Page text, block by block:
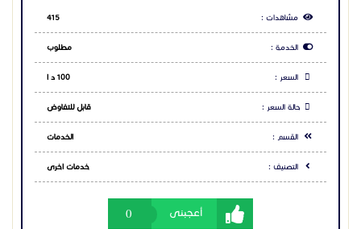
مشاهدات : 415
الخدمة : مطلوب
السعر : 100 د ا
حالة السعر : قابل للتفاوض
القسم : الخدمات
التصنيف : خدمات اخرى
أعجبنى 0